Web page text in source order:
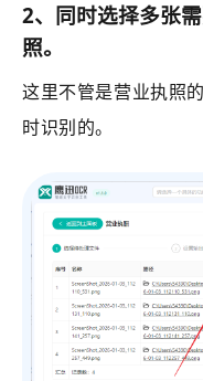
2、同时选择多张
照。
这里不管是营业执照
时识别的。